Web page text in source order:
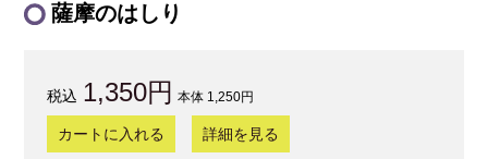
薩摩のはしり
1,350円 本体 1,250円
カートに入れる 詳細を見る